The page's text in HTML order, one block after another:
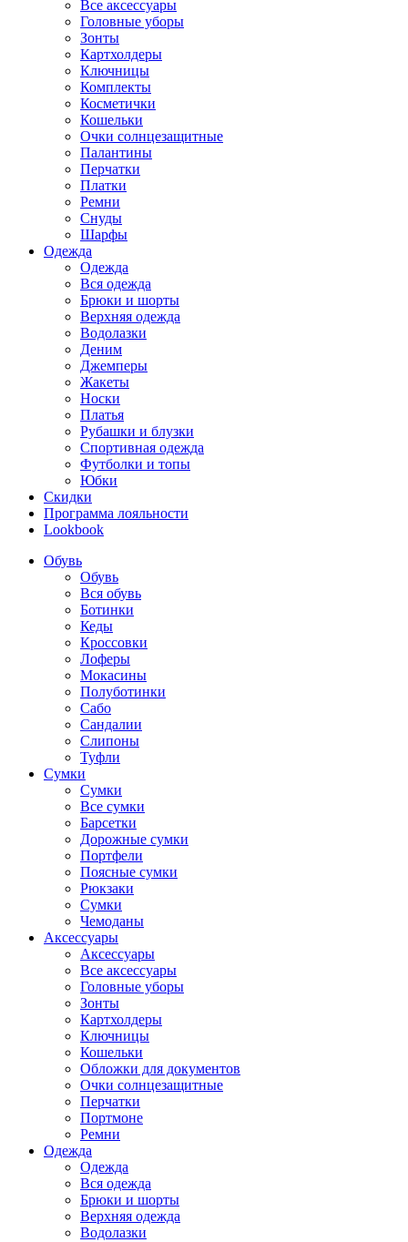
Все аксессуары
Головные уборы
Зонты
Картхолдеры
Ключницы
Комплекты
Косметички
Кошельки
Очки солнцезащитные
Палантины
Перчатки
Платки
Ремни
Снуды
Шарфы
Одежда
Одежда
Вся одежда
Брюки и шорты
Верхняя одежда
Водолазки
Деним
Джемперы
Жакеты
Носки
Платья
Рубашки и блузки
Спортивная одежда
Футболки и топы
Юбки
Скидки
Программа лояльности
Lookbook
Обувь
Обувь
Вся обувь
Ботинки
Кеды
Кроссовки
Лоферы
Мокасины
Полуботинки
Сабо
Сандалии
Слипоны
Туфли
Сумки
Сумки
Все сумки
Барсетки
Дорожные сумки
Портфели
Поясные сумки
Рюкзаки
Сумки
Чемоданы
Аксессуары
Аксессуары
Все аксессуары
Головные уборы
Зонты
Картхолдеры
Ключницы
Кошельки
Обложки для документов
Очки солнцезащитные
Перчатки
Портмоне
Ремни
Одежда
Одежда
Вся одежда
Брюки и шорты
Верхняя одежда
Водолазки